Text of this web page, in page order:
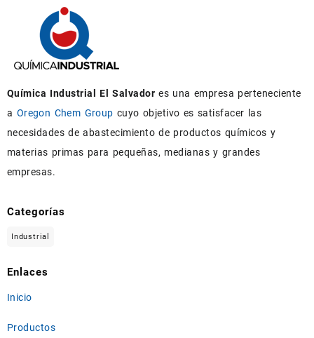
Química Industrial El Salvador es una empresa perteneciente
a Oregon Chem Group cuyo objetivo es satisfacer las
necesidades de abastecimiento de productos químicos y
materias primas para pequeñas, medianas y grandes
empresas.
Categorías
Industrial
Enlaces
Inicio
Productos